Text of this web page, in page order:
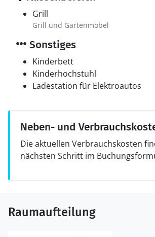
Grill
Grill und Gartenmöbel
Sonstiges
Kinderbett
Kinderhochstuhl
Ladestation für Elektroautos
Neben- und
Die aktuellen Verbrauchskosten
nächsten Schritt im
Raumaufteilung